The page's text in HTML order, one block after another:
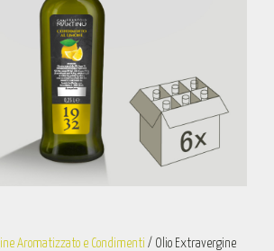
Aromatizzato e Condimenti / Olio Extravergine